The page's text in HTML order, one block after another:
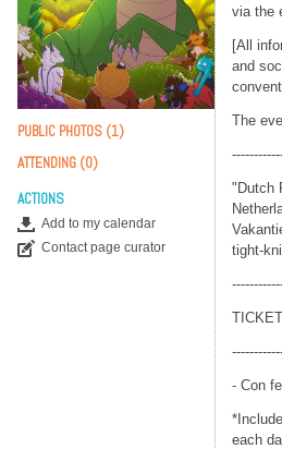
PUBLIC PHOTOS (1)
ATTENDING (0)
ACTIONS
Add to my calendar
Contact page curator
via the
[All
and
The
"Dutch
tight-
- Con
each